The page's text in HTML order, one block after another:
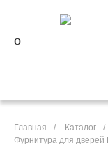
Главная / Каталог /
Фурнитура для дверей